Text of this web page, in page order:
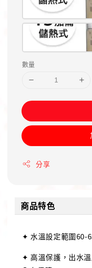
數量
分享
商品特色
✦ 水溫設定範圍60-
✦ 高溫保護，出水